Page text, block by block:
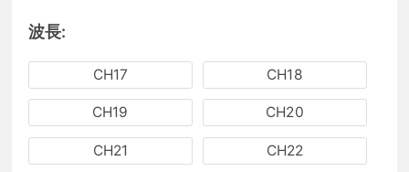
波長:
CH17 CH18
CH19 CH20
CH21 CH22